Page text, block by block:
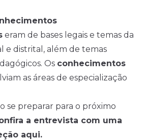
eram de bases legais e temas da
e distrital, além de temas
Os conhecimentos
as áreas de especialização
se preparar para o próximo
a entrevista com uma
aqui.